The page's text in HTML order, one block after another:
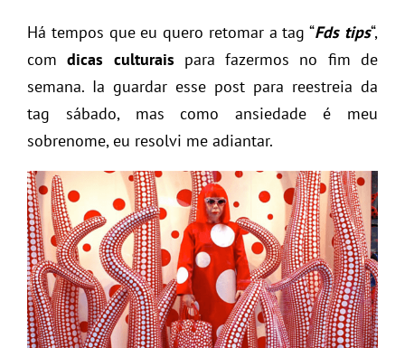
Há tempos que eu quero retomar a tag “Fds tips“,
comdicas culturais para fazermos no fim de
semana. Ia guardar esse post para reestreia da
tag sábado, mas como ansiedade é meu
sobrenome, eu resolvi me adiantar.